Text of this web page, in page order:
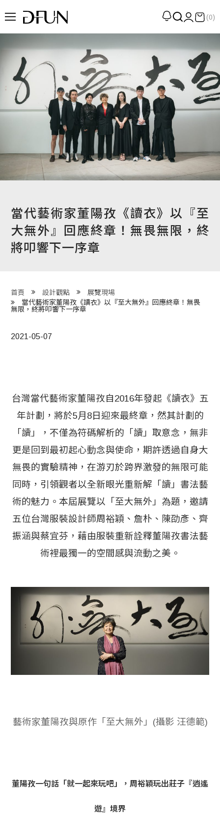
察
選品
們 About DFUN
程 Milestones
目 Services
團 Square Rich
們 Contact Us
(0)
當代藝術家董陽孜《讀衣》以『至
大無外』回應終章！無畏無限，終
將叩響下一序章
首頁 設計觀點
展覽現場
當代藝術家董陽孜《讀衣》以『至大無外』回應終章！無畏
無限，終將叩響下一序章
2021-05-07
台灣當代藝術家董陽孜自2016年發起《讀衣》五
年計劃，將於5月8日迎來最終章，然其計劃的
「讀」，不僅為符碼解析的「讀」取意念，無非
更是回到最初起心動念與使命，期許透過自身大
無畏的實驗精神，在游刃於跨界激發的無限可能
同時，引領觀者以全新眼光重新解「讀」書法藝
術的魅力。本屆展覽以「至大無外」為題，邀請
五位台灣服裝設計師周裕穎、詹朴、陳劭彥、齊
振涵與蔡宜芬，藉由服裝重新詮釋董陽孜書法藝
術裡最獨一的空間感與流動之美。
藝術家董陽孜與原作「至大無外」(攝影 汪德範)
董陽孜一句話「就一起來玩吧」，周裕穎玩出莊子『逍遙
遊』境界